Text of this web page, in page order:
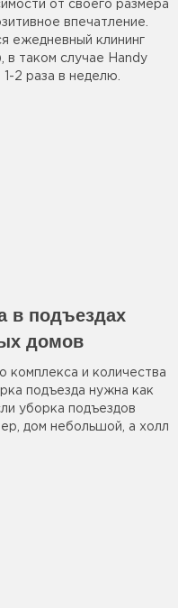
от своего размера
впечатление.
ежедневный клининг
таком случае Handy
2 раза в неделю.
в подъездах
домов
комплекса и количества
подъезда нужна как
уборка подъездов
дом небольшой, а холл